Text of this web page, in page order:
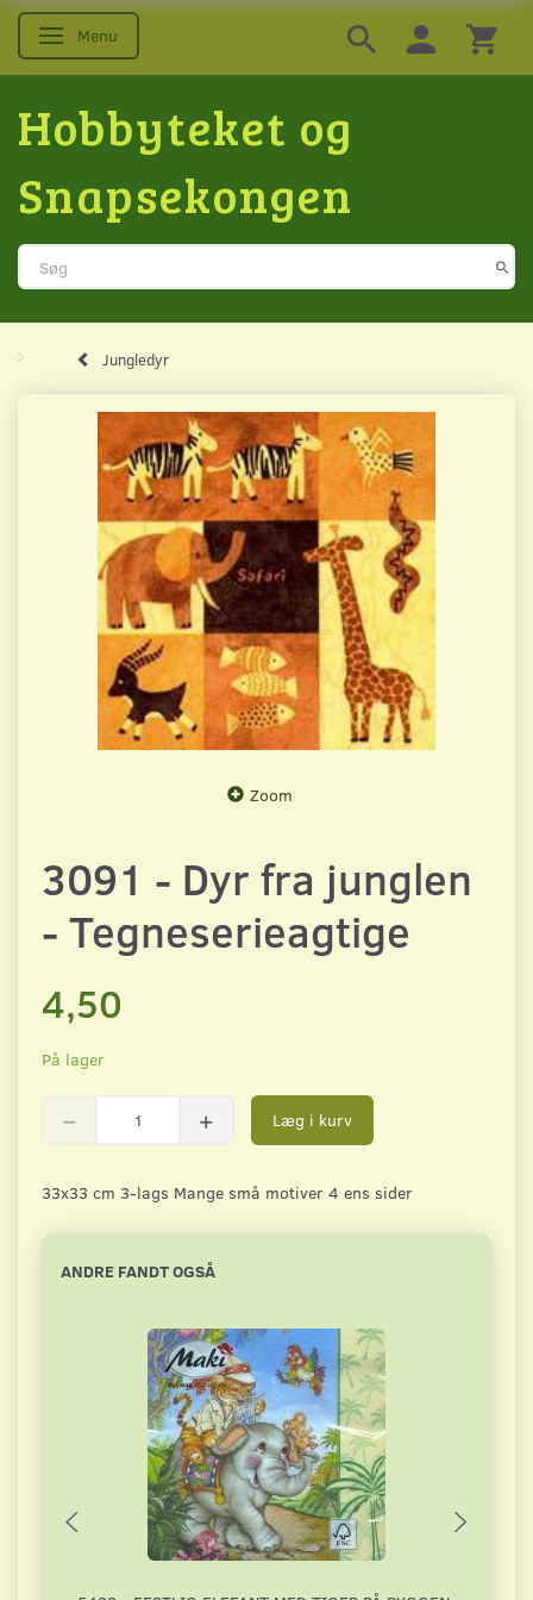
Skifte navigation
Menu
Hobbyteket og
Snapsekongen
Jungledyr
Zoom
3091 - Dyr fra junglen
- Tegneserieagtige
4,50
På lager
Læg i kurv
33x33 cm 3-lags Mange små motiver 4 ens sider
ANDRE FANDT OGSÅ